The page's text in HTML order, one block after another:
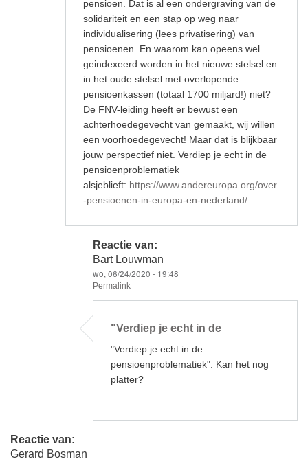
door
Baaren
pensioen. Dat is al een ondergraving van de
solidariteit en een stap op weg naar
individualisering (lees privatisering) van
pensioenen. En waarom kan opeens wel
geindexeerd worden in het nieuwe stelsel en
in het oude stelsel met overlopende
pensioenkassen (totaal 1700 miljard!) niet?
De FNV-leiding heeft er bewust een
achterhoedegevecht van gemaakt, wij willen
een voorhoedegevecht! Maar dat is blijkbaar
jouw perspectief niet. Verdiep je echt in de
pensioenproblematiek
alsjeblieft: https://www.andereuropa.org/over
-pensioenen-in-europa-en-nederland/
Reactie van:
Bart Louwman
wo, 06/24/2020 - 19:48
Permalink
antwoord
Dit
pensioenstelsel
maakt
door
"Verdiep je echt in de
"Verdiep je echt in de
pensioenproblematiek". Kan het nog
platter?
Reactie van:
Gerard Bosman